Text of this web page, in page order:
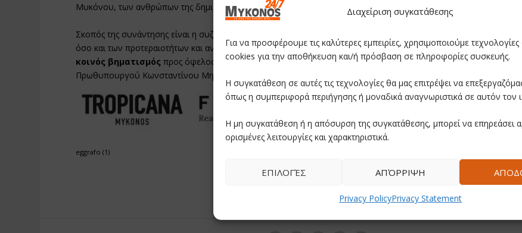
Διαχείριση συγκατάθεσης
Για να προσφέρουμε τις καλύτερες εμπειρίες, χρησιμοποιούμε
cookies για την αποθήκευση και/ή πρόσβαση σε πληροφορίες συσκευής.
Η συγκατάθεση σε αυτές τις τεχνολογίες θα μας επιτρέψει να
όπως η συμπεριφορά περιήγησης ή μοναδικά αναγνωριστικά σε αυτόν τον
Η μη συγκατάθεση ή η απόσυρση της συγκατάθεσης, μπορεί να επηρεάσει
ορισμένες λειτουργίες και χαρακτηριστικά.
ΑΠΌΡΡΙΨΗ
ΕΠΙΛΟΓΈΣ
Privacy PolicyPrivacy Statement
Μυκόνου, των ανθρώπων της δημιουργίας και της προόδου.
Σκοπός της συνάντησης είναι η συζήτηση τόσο των σημείων που η κυβέρνηση κρίνει ότι πρέπει να βελτιωθούν,
όσο και των προτεραιοτήτων και ανησυχιών της τοπικής κοινωνίας, ώστε να υπάρξειπλήρης ευθυγράμμιση
κοινός βηματισμός προς όφελος του νησιού και της Ελλάδας. Η πρόσκληση κλείνει με αναφορά στο όραμα του
Πρωθυπουργού Κωνσταντίνου Μητσοτάκη να καταστήσει τη Μύκονο
eggrafo (1)